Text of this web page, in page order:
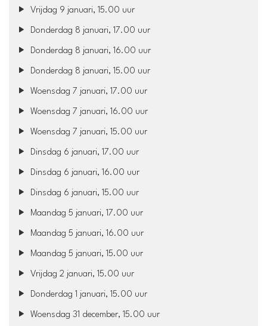
Vrijdag 9 januari, 15.00 uur
Donderdag 8 januari, 17.00 uur
Donderdag 8 januari, 16.00 uur
Donderdag 8 januari, 15.00 uur
Woensdag 7 januari, 17.00 uur
Woensdag 7 januari, 16.00 uur
Woensdag 7 januari, 15.00 uur
Dinsdag 6 januari, 17.00 uur
Dinsdag 6 januari, 16.00 uur
Dinsdag 6 januari, 15.00 uur
Maandag 5 januari, 17.00 uur
Maandag 5 januari, 16.00 uur
Maandag 5 januari, 15.00 uur
Vrijdag 2 januari, 15.00 uur
Donderdag 1 januari, 15.00 uur
Woensdag 31 december, 15.00 uur